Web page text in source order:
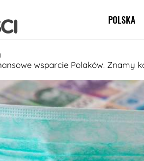
Pomiń
POLSKA
wsparcie Polaków.